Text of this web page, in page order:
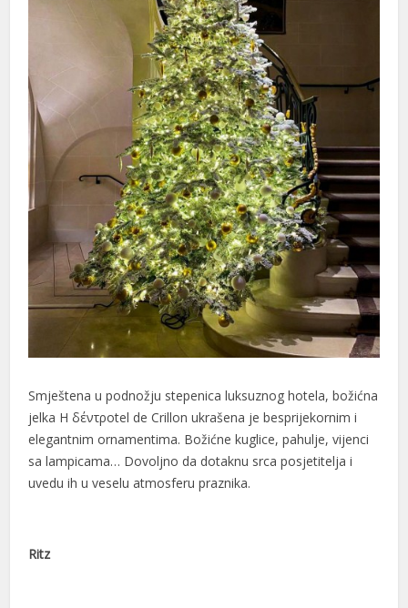
Smještena u podnožju stepenica luksuznog hotela, božićna
jelka H δέντροtel de Crillon ukrašena je besprijekornim i
elegantnim ornamentima. Božićne kuglice, pahulje, vijenci
sa lampicama… Dovoljno da dotaknu srca posjetitelja i
uvedu ih u veselu atmosferu praznika.
Ritz